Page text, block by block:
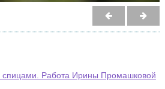
спицами. Работа Ирины Промашковой